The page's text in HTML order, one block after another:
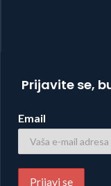
Prijavite se,
Email